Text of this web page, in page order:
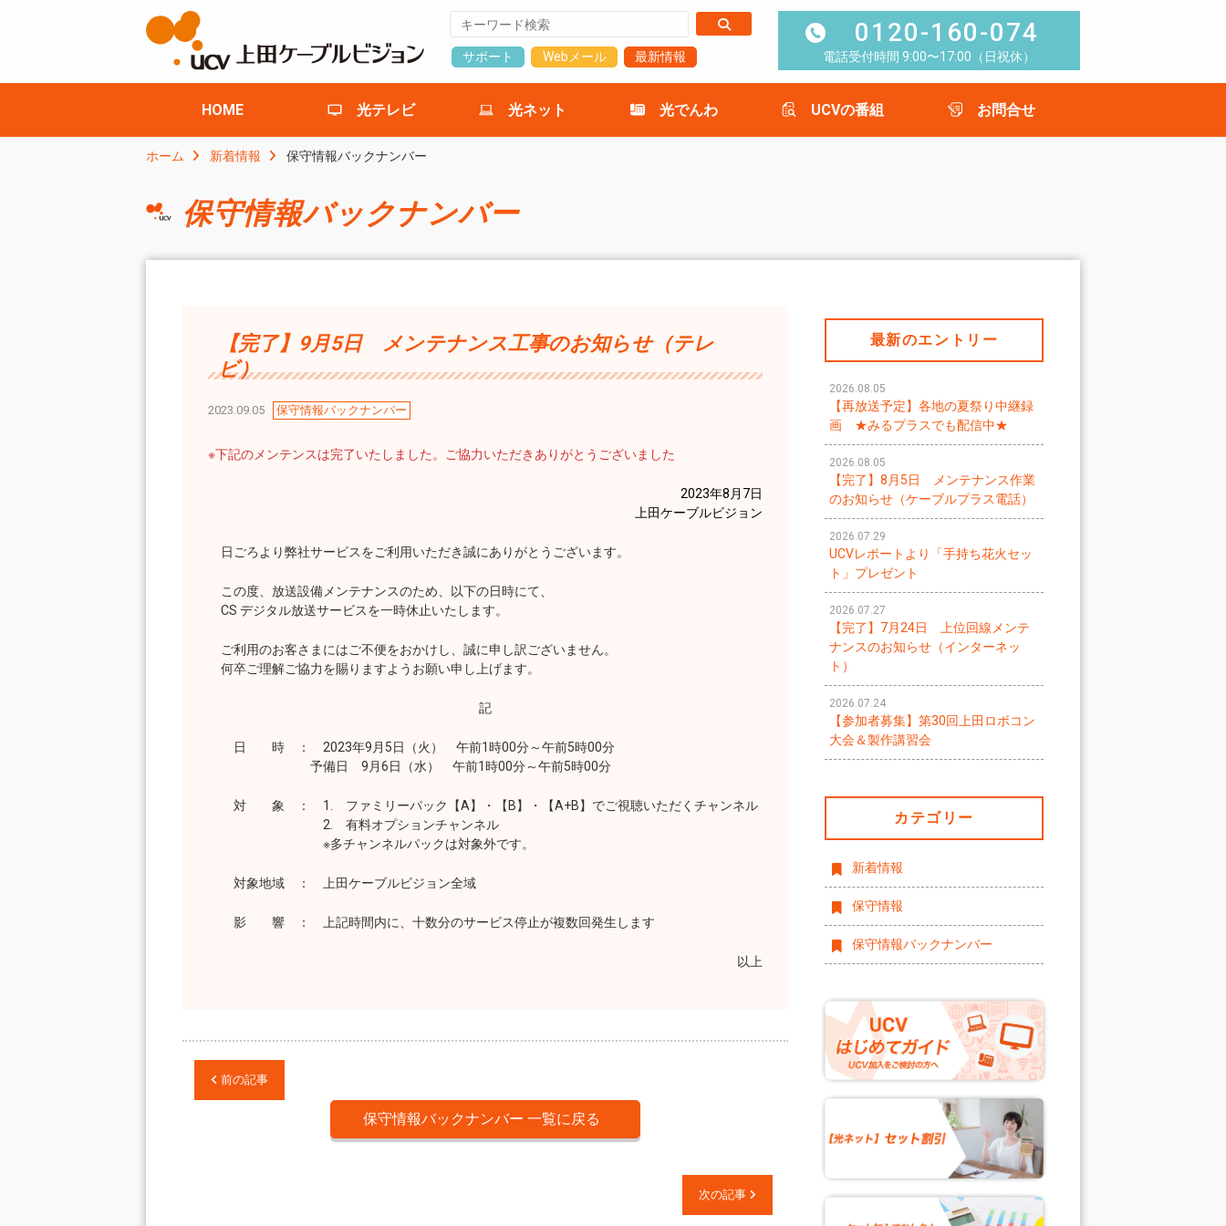
サポート Webメール 最新情報
0120-160-074
電話受付時間 9:00〜17:00（日祝休）
HOME 光テレビ 光ネット 光でんわ UCVの番組 お問合せ
ホーム 新着情報 保守情報バックナンバー
保守情報バックナンバー
【完了】9月5日 メンテナンス工事のお知らせ（テレ
ビ）
2023.09.05 保守情報バックナンバー
※下記のメンテンスは完了いたしました。ご協力いただきありがとうございました
2023年8月7日
上田ケーブルビジョン
日ごろより弊社サービスをご利用いただき誠にありがとうございます。
この度、放送設備メンテナンスのため、以下の日時にて、
CS デジタル放送サービスを一時休止いたします。
ご利用のお客さまにはご不便をおかけし、誠に申し訳ございません。
何卒ご理解ご協力を賜りますようお願い申し上げます。
記
日 時 ： 2023年9月5日（火） 午前1時00分～午前5時00分
予備日 9月6日（水） 午前1時00分～午前5時00分
対 象 ： 1. ファミリーパック【A】・【B】・【A+B】でご視聴いただくチャンネル
2. 有料オプションチャンネル
※多チャンネルパックは対象外です。
対象地域 ： 上田ケーブルビジョン全域
影 響 ： 上記時間内に、十数分のサービス停止が複数回発生します
以上
前の記事
保守情報バックナンバー 一覧に戻る
次の記事
最新のエントリー
2026.08.05
【再放送予定】各地の夏祭り中継録
画 ★みるプラスでも配信中★
2026.08.05
【完了】8月5日 メンテナンス作業
のお知らせ（ケーブルプラス電話）
2026.07.29
UCVレポートより「手持ち花火セッ
ト」プレゼント
2026.07.27
【完了】7月24日 上位回線メンテ
ナンスのお知らせ（インターネッ
ト）
2026.07.24
【参加者募集】第30回上田ロボコン
大会＆製作講習会
カテゴリー
新着情報
保守情報
保守情報バックナンバー